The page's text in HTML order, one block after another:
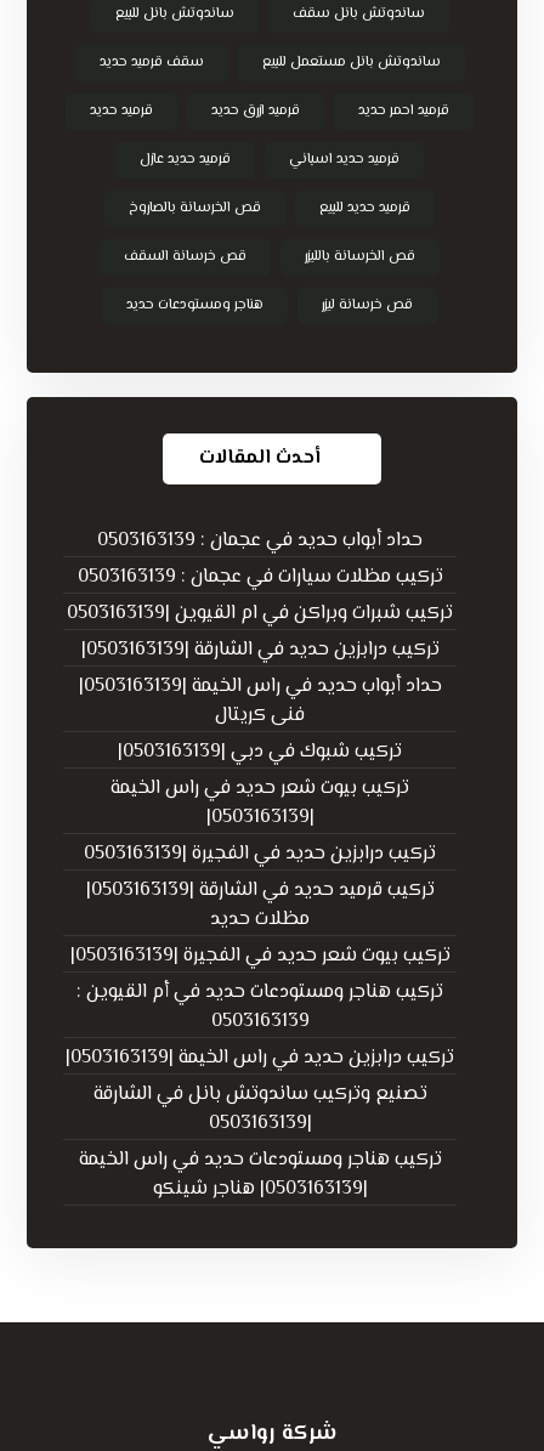
ساندوتش بانل سقف ساندوتش بانل للبيع
ساندوتش بانل مستعمل للبيع سقف قرميد حديد
قرميد احمر حديد قرميد ازرق حديد قرميد حديد
قرميد حديد اسباني قرميد حديد عازل
قرميد حديد للبيع قص الخرسانة بالصاروخ
قص الخرسانة بالليزر قص خرسانة السقف
قص خرسانة ليزر هناجر ومستودعات حديد
أحدث المقالات
حداد أبواب حديد في عجمان : 0503163139
تركيب مظلات سيارات في عجمان : 0503163139
تركيب شبرات وبراكن في ام القيوين |0503163139
تركيب درابزين حديد في الشارقة |0503163139|
حداد أبواب حديد في راس الخيمة |0503163139|
فنى كريتال
تركيب شبوك في دبي |0503163139|
تركيب بيوت شعر حديد في راس الخيمة
|0503163139|
تركيب درابزين حديد في الفجيرة |0503163139
تركيب قرميد حديد في الشارقة |0503163139|
مظلات حديد
تركيب بيوت شعر حديد في الفجيرة |0503163139|
تركيب هناجر ومستودعات حديد في أم القيوين :
0503163139
تركيب درابزين حديد في راس الخيمة |0503163139|
تصنيع وتركيب ساندوتش بانل في الشارقة
|0503163139
تركيب هناجر ومستودعات حديد في راس الخيمة
|0503163139| هناجر شينكو
شركة رواسي